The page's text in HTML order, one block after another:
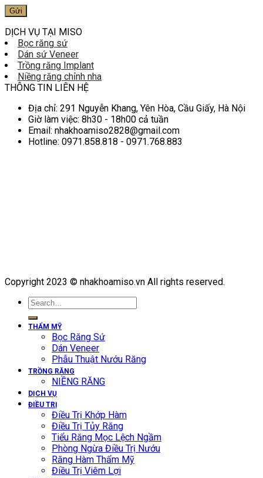
DỊCH VỤ TẠI MISO
Bọc răng sứ
Dán sứ Veneer
Trồng răng Implant
Niềng răng chỉnh nha
THÔNG TIN LIÊN HỆ
Địa chỉ: 291 Nguyễn Khang, Yên Hòa, Cầu Giấy, Hà Nội
Giờ làm việc: 8h30 - 18h00 cả tuần
Email: nhakhoamiso2828@gmail.com
Hotline: 0971.858.818 - 0971.768.883
Copyright 2023 © nhakhoamiso.vn All rights reserved.
THẨM MỸ
Bọc Răng Sứ
Dán Veneer
Phẫu Thuật Nướu Răng
TRỒNG RĂNG
NIỀNG RĂNG
DỊCH VỤ
ĐIỀU TRỊ
Điều Trị Khớp Hàm
Điều Trị Tủy Răng
Tiểu Răng Mọc Lệch Ngầm
Phòng Ngừa Điều Trị Nướu
Răng Hàm Thẩm Mỹ
Điều Trị Viêm Lợi